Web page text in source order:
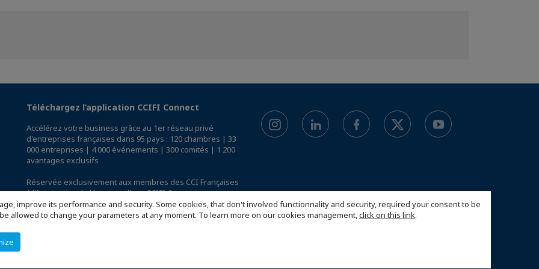
improve its performance and security. Some cookies, that don't involved functionnality and security, required your consent to be
allowed to change your parameters at any moment. To learn more on our cookies management,click on this link.
Téléchargez l’application CCIFI Connect
Accélérez votre business grâce au 1er réseau privé
d'entreprises françaises dans 95 pays : 120 chambres | 33
000 entreprises | 4 000 événements | 300 comités | 1 200
avantages exclusifs
Réservée exclusivement aux membres des CCI Françaises
à l'International,découvrez l'app CCIFI Connect.